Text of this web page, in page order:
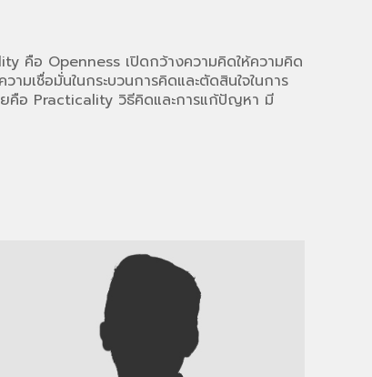
คือ Openness เปิดกว้างความคิดให้ความคิด
มเชื่อมั่นในกระบวนการคิดและตัดสินใจในการ
คือ Practicality วิธีคิดและการแก้ปัญหา มี